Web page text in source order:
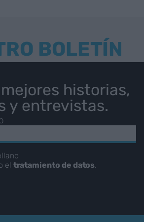
BOLETÍN
historias,
y entrevistas.
el tratamiento de datos.